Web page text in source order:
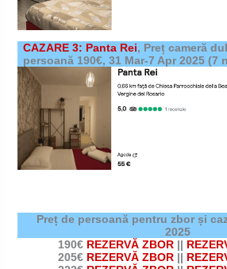
CAZARE 3: Panta Rei, Preț cameră
persoană 190€, 31 Mar-7 Apr 2025(7
Preț de persoană pentru zbor și
2025
190€ REZERVĂ ZBOR ||
205€ REZERVĂ ZBOR ||